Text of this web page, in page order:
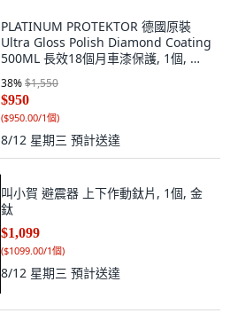
PLATINUM PROTEKTOR 德國原裝
Ultra Gloss Polish Diamond Coating
500ML 長效18個月車漆保護, 1個, 黑
金限定版 鉑金鑽, 黑金
38%$1,550
$950
($950.00/1個)
8/12 星期三 預計送達
叫小賀 避震器 上下作動鈦片, 1個, 金
鈦
$1,099
($1099.00/1個)
8/12 星期三 預計送達